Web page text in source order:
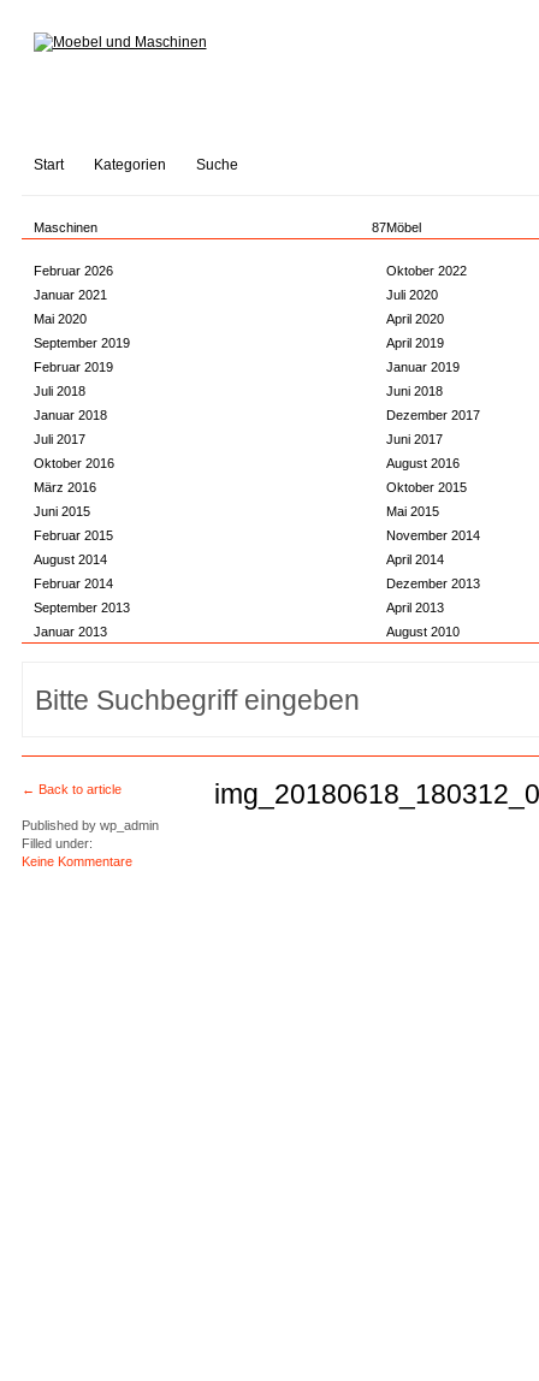
Start Kategorien Suche
Maschinen 87Möbel
Februar 2026
Oktober 2022
Januar 2021
Juli 2020
Mai 2020
April 2020
September 2019
April 2019
Februar 2019
Januar 2019
Juli 2018
Juni 2018
Januar 2018
Dezember 2017
Juli 2017
Juni 2017
Oktober 2016
August 2016
März 2016
Oktober 2015
Juni 2015
Mai 2015
Februar 2015
November 2014
August 2014
April 2014
Februar 2014
Dezember 2013
September 2013
April 2013
Januar 2013
August 2010
← Back to article
Published bywp_admin
Filled under:
Keine Kommentare